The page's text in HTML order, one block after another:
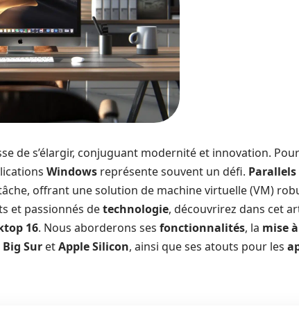
de s’élargir, conjuguant modernité et innovation.
Windows représente souvent un défi. Parallels
offrant une solution de machine virtuelle (VM)
et passionnés detechnologie, découvrirez dans cet
16. Nous aborderons ses fonctionnalités, la mise
Big Sur etApple Silicon, ainsi que ses atouts pour les